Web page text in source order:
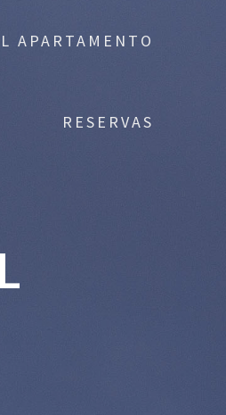
APARTAMENTO
RESERVAS